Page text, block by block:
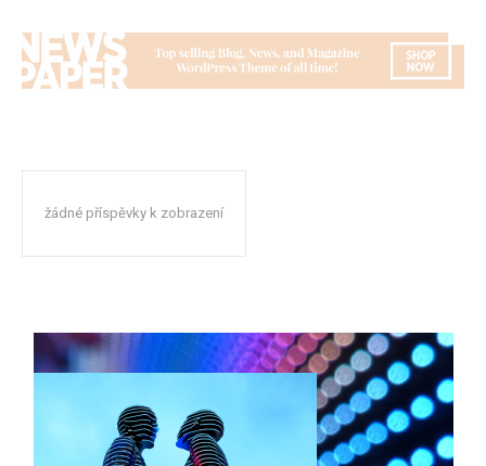
žádné příspěvky k zobrazení